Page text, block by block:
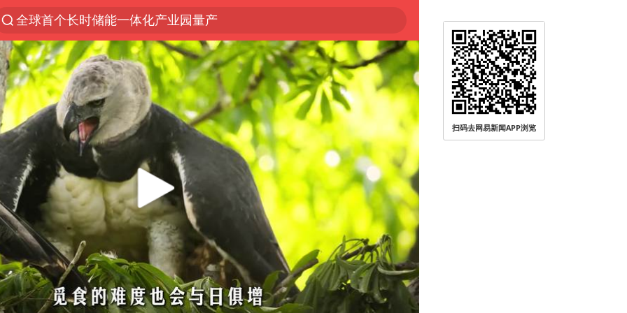
全球首个长时储能一体化产业园量产
台风白海豚加强
中国女篮70-67险胜尼日利亚女篮
四川宜宾高县4.9级地震致1死
名创优品回应女子吐槽内裤质量差
出口禁令驱动有色板块大涨
秋天的第一杯奶茶到底有多火
国防部：中国军队坚决反制任何闹海挑衅图谋
U17国足点球大战淘汰河床晋级决赛
美股存储板块集体大跌
国乒男单横滨冠军赛全军覆没
扫码去网易新闻APP浏览